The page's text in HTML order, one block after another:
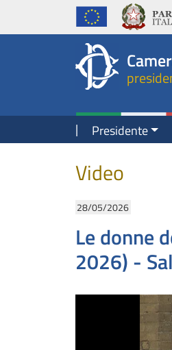
Presidente della
Salta al contenuto principale
Salta al menu di navigazione
Navigazione
Presidente
Video
28/05/2026
Le donne
2026) -
Fine contenuto
Navigazione pagine di
Fine pagina
Salta al contenuto principale
Salta al menu di navigazione
Vai a inizio pagina